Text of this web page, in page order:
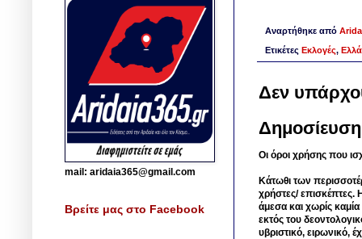
Αναρτήθηκε από
Ετικέτες Εκλογές,
Δεν
Οι όροι χρήσης που
Κάτωθι των
χρήστες/ επισκέπτες.
άμεσα και χωρίς
εκτός του
υβριστικό, ειρωνικό,
mail: aridaia365@gmail.com
Βρείτε μας στο Facebook